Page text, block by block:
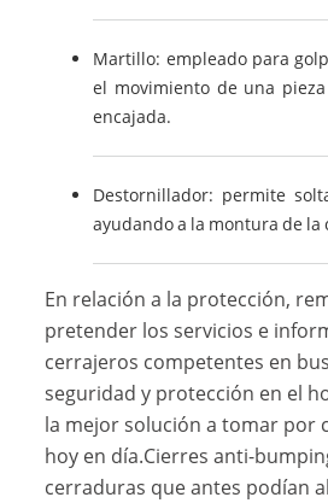
Martillo: empleado para
el movimiento de una
encajada.
Destornillador: permite
ayudando a la montura de la
En relación a la protección,
pretender los servicios e
cerrajeros competentes en
seguridad y protección en el
la mejor solución a tomar por
hoy en día.Cierres anti-
cerraduras que antes podían